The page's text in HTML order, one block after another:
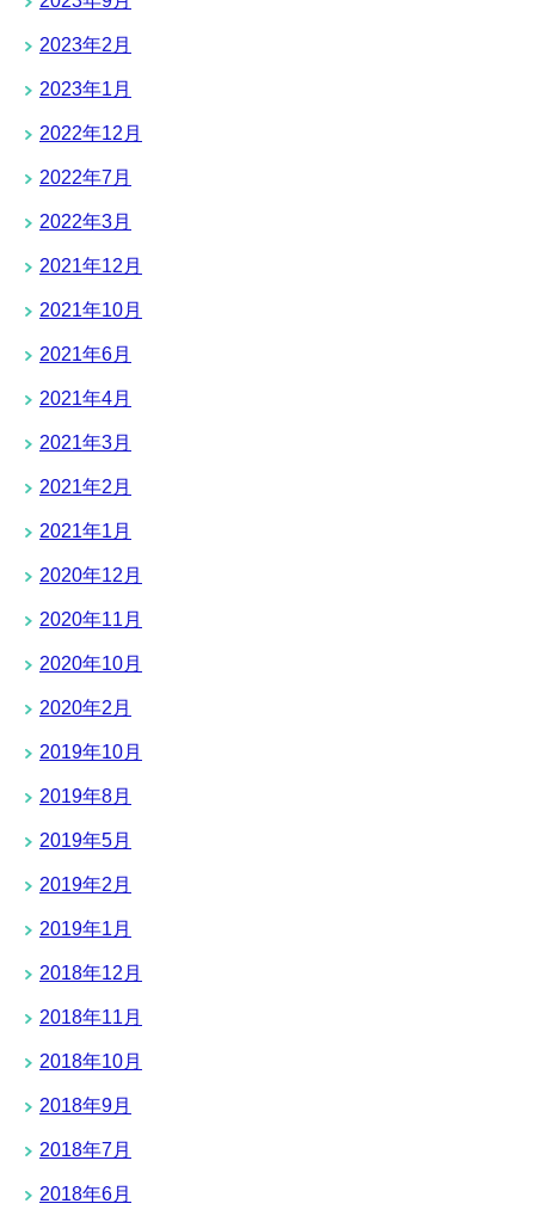
2023年2月
2023年1月
2022年12月
2022年7月
2022年3月
2021年12月
2021年10月
2021年6月
2021年4月
2021年3月
2021年2月
2021年1月
2020年12月
2020年11月
2020年10月
2020年2月
2019年10月
2019年8月
2019年5月
2019年2月
2019年1月
2018年12月
2018年11月
2018年10月
2018年9月
2018年7月
2018年6月